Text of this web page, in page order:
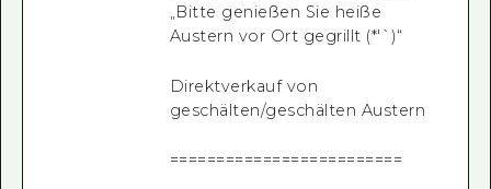
„Bitte genießen Sie heiße
Austern vor Ort gegrillt (*'`)“
Direktverkauf von
geschälten/geschälten Austern
=========================